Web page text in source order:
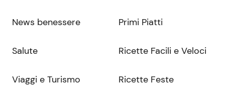
News benessere
Salute
Viaggi e Turismo
Primi Piatti
Ricette Facili e Veloci
Ricette Feste